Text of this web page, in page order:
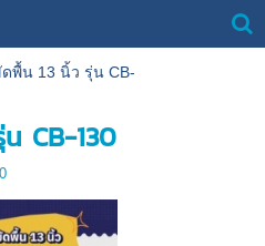
ดพื้น 13 นิ้ว รุ่น CB-
CB-130